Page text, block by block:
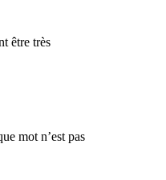
être très
mot n’est pas